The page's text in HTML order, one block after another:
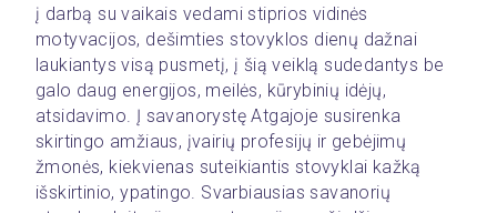
į darbą su vaikais vedami stiprios vidinės
motyvacijos, dešimties stovyklos dienų dažnai
laukiantys visą pusmetį, į šią veiklą sudedantys be
galo daug energijos, meilės, kūrybinių idėjų,
atsidavimo. Į savanorystę Atgajoje susirenka
skirtingo amžiaus, įvairių profesijų ir gebėjimų
žmonės, kiekvienas suteikiantis stovyklai kažką
išskirtinio, ypatingo. Svarbiausias savanorių